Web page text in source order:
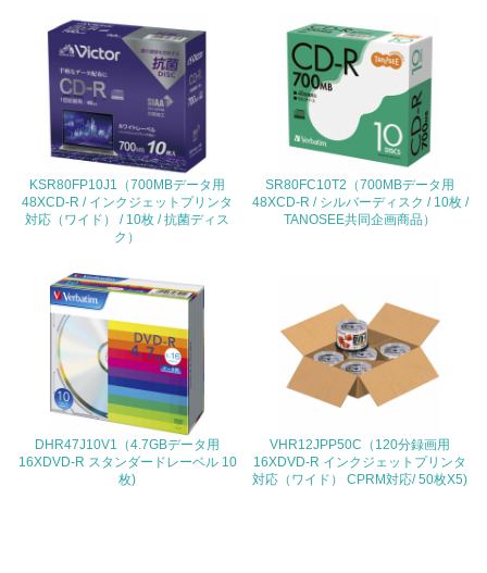
非該当（包装・物流を必要とする業務を行っていない）
<L1> 環境負荷ができるだけ小さい包装・梱包を行ってい
る
<L2> 環境負荷ができるだけ小さい物流を行っている
非該当（化学物質を使用していない）
<L1> 化学物質の使用量及び外部（大気・水・土壌）への
排出量削減の取り組みを行っている
KSR80FP10J1（700MBデータ用
48XCD-R / インクジェットプリンタ
対応（ワイド） / 10枚 / 抗菌ディス
ク）
SR80FC10T2（700MBデータ用
48XCD-R / シルバーディスク / 10枚 /
TANOSEE共同企画商品）
DHR47J10V1（4.7GBデータ用
16XDVD-R スタンダードレーベル 10
枚)
VHR12JPP50C（120分録画用
16XDVD-R インクジェットプリンタ
対応（ワイド） CPRM対応/ 50枚X5)